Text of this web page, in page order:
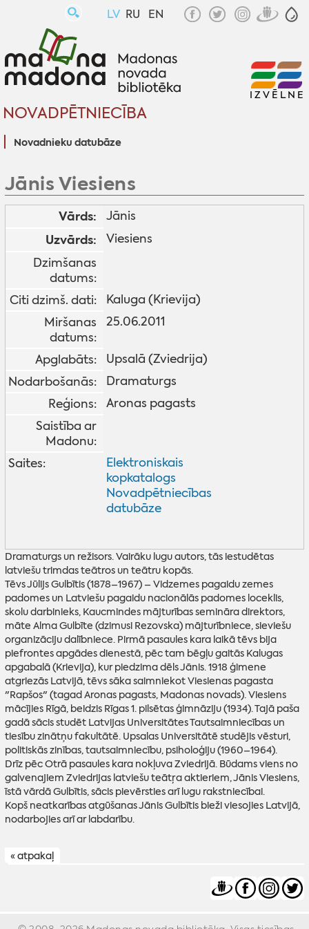
LV RU EN
NOVADPĒTNIECĪBA
Novadnieku datubāze
IZVĒLNE
Jānis Viesiens
Vārds: Jānis
Uzvārds:
Viesiens
Dzimšanas
datums:
Citi dzimš. dati:
Kaluga (Krievija)
Miršanas
datums:
25.06.2011
Apglabāts:
Upsalā (Zviedrija)
Nodarbošanās:
Dramaturgs
Reģions:
Aronas pagasts
Saistība ar
Madonu:
Saites:
Elektroniskais
kopkatalogs
Novadpētniecības
datubāze
Dramaturgs un režisors. Vairāku lugu autors, tās iestudētas
latviešu trimdas teātros un teātru kopās.
Tēvs Jūlijs Gulbītis (1878–1967) – Vidzemes pagaidu zemes
padomes un Latviešu pagaidu nacionālās padomes loceklis,
skolu darbinieks, Kaucmindes mājturības semināra direktors,
māte Alma Gulbīte (dzimusi Rezovska) mājturībniece, sieviešu
organizāciju dalībniece. Pirmā pasaules kara laikā tēvs bija
piefrontes apgādes dienestā, pēc tam bēgļu gaitās Kalugas
apgabalā (Krievija), kur piedzima dēls Jānis. 1918 ģimene
atgriezās Latvijā, tēvs sāka saimniekot Viesienas pagasta
"Rapšos" (tagad Aronas pagasts, Madonas novads). Viesiens
mācījies Rīgā, beidzis Rīgas 1. pilsētas ģimnāziju (1934). Tajā paša
gadā sācis studēt Latvijas Universitātes Tautsaimniecības un
tiesību zinātņu fakultātē. Upsalas Universitātē studējis vēsturi,
politiskās zinības, tautsaimniecību, psiholoģiju (1960–1964).
Drīz pēc Otrā pasaules kara nokļuva Zviedrijā. Būdams viens no
galvenajiem Zviedrijas latviešu teātŗa aktieriem, Jānis Viesiens,
īstā vārdā Gulbītis, sācis pievērsties arī lugu rakstniecībai.
Kopš neatkarības atgūšanas Jānis Gulbītis bieži viesojies Latvijā,
nodarbojies arī ar labdarību.
« atpakaļ